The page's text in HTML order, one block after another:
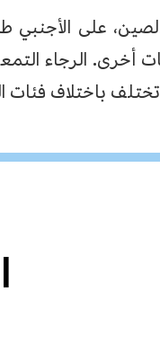
على الأجنبي
أخرى. الرجاء
باختلاف فئات